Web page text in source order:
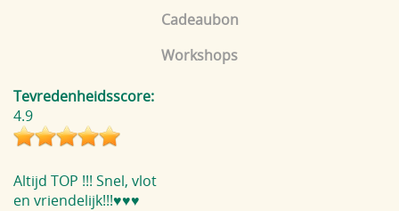
Cadeaubon
Workshops
Tevredenheidsscore:
4.9
Altijd TOP !!! Snel, vlot
en vriendelijk!!!♥️♥️♥️